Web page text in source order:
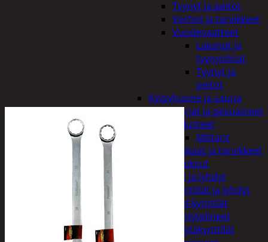
Tyynyt ja peitot
Verhot ja tarvikkeet
Vuodevaatteet
Lakanat ja
tyynynlinat
Tyynyt ja
peitot
Kylpyhuone ja sauna
Harjat ja pesuaineet
Kalusteet
Mittarit
Kiukaat ja tarvikkeet
Tuoksut
Kynttilät ja lyhdyt
Kynttilät ja lyhdyt
Led-kynttilät
Lyhtytelineet
Pöytäkynttilät